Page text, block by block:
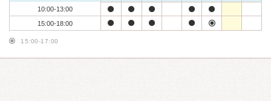
10:00-13:00
15:00-18:00
15:00-17:00